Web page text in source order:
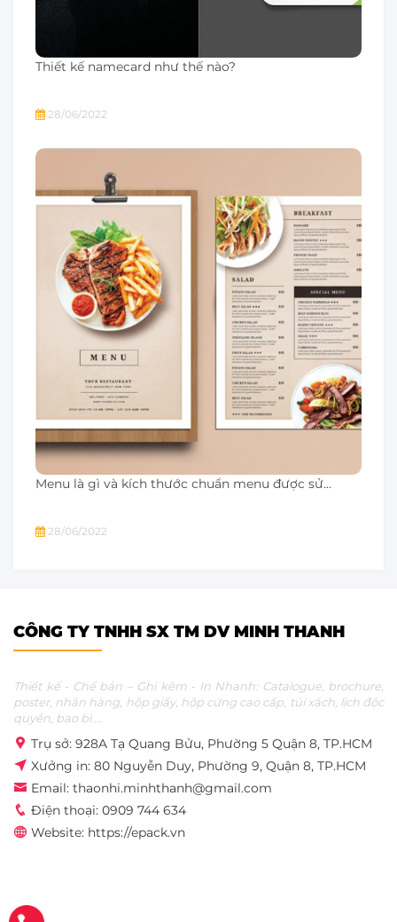
Thiết kế namecard như thế nào?
28/06/2022
Menu là gì và kích thước chuẩn menu được sử…
28/06/2022
CÔNG TY TNHH SX TM DV MINH THANH
Thiết kế - Chế bản – Ghi kẽm - In Nhanh: Catalogue, brochure,
poster, nhãn hàng, hộp giấy, hộp cứng cao cấp, túi xách, lịch độc
quyền, bao bì ...
Trụ sở: 928A Tạ Quang Bửu, Phường 5 Quận 8, TP.HCM
Xưởng in: 80 Nguyễn Duy, Phường 9, Quận 8, TP.HCM
Email: thaonhi.minhthanh@gmail.com
Điện thoại: 0909 744 634
Website: https://epack.vn